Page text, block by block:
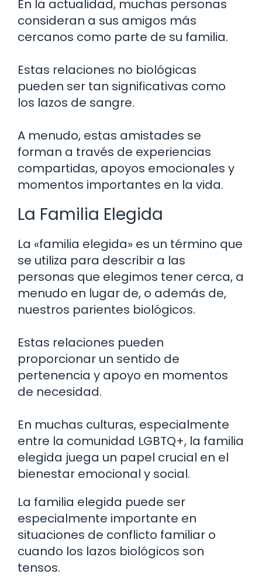
En la actualidad, muchas personas
consideran a sus amigos más
cercanos como parte de su familia.
Estas relaciones no biológicas
pueden ser tan significativas como
los lazos de sangre.
A menudo, estas amistades se
forman a través de experiencias
compartidas, apoyos emocionales y
momentos importantes en la vida.
La Familia Elegida
La «familia elegida» es un término que
se utiliza para describir a las
personas que elegimos tener cerca, a
menudo en lugar de, o además de,
nuestros parientes biológicos.
Estas relaciones pueden
proporcionar un sentido de
pertenencia y apoyo en momentos
de necesidad.
En muchas culturas, especialmente
entre la comunidad LGBTQ+, la familia
elegida juega un papel crucial en el
bienestar emocional y social.
La familia elegida puede ser
especialmente importante en
situaciones de conflicto familiar o
cuando los lazos biológicos son
tensos.